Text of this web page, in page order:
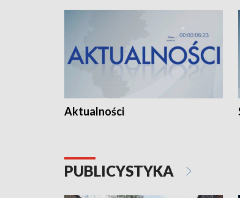
Aktualności
PUBLICYSTYKA